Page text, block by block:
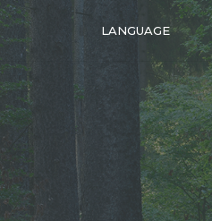
LANGUAGE